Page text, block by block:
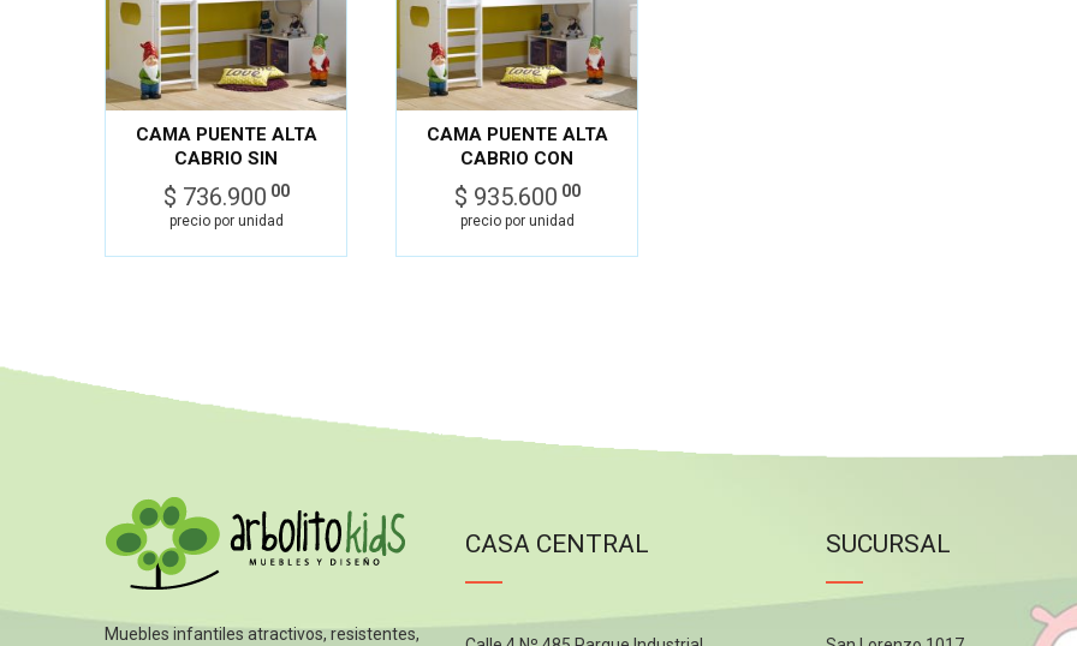
CAMA PUENTE ALTA
CABRIO SIN
BIBLIOTECA
JUGUETERO
$ 736.900 00
precio por unidad
CAMA PUENTE ALTA
CABRIO CON
BIBLIOTECA
JUGUETERO DOBLE
$ 935.600 00
precio por unidad
Muebles infantiles atractivos, resistentes,
CASA CENTRAL SUCURSAL